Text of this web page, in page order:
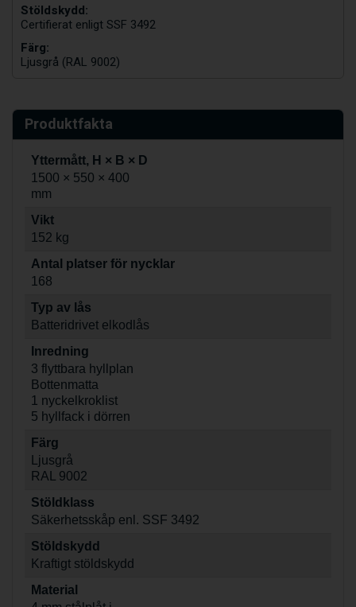
Stöldskydd:
Certifierat enligt SSF 3492
Färg:
Ljusgrå (RAL 9002)
Produktfakta
Yttermått, H × B × D
1500 × 550 × 400
mm
Vikt
152 kg
Antal platser för nycklar
168
Typ av lås
Batteridrivet elkodlås
Inredning
3 flyttbara hyllplan
Bottenmatta
1 nyckelkroklist
5 hyllfack i dörren
Färg
Ljusgrå
RAL 9002
Stöldklass
Säkerhetsskåp enl. SSF 3492
Stöldskydd
Kraftigt stöldskydd
Material